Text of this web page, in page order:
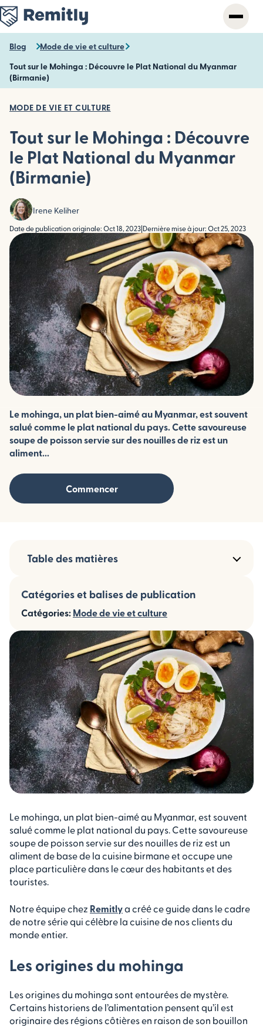
Skip
to
main
content
Blog Mode de vie et culture
Tout sur le Mohinga : Découvre le Plat National du Myanmar
(Birmanie)
MODE DE VIE ET CULTURE
Tout sur le Mohinga : Découvre
le Plat National du Myanmar
(Birmanie)
Irene Keliher
Date de publication originale: Oct 18, 2023 Dernière mise à jour: Oct 25, 2023
Le mohinga, un plat bien-aimé au Myanmar, est souvent
salué comme le plat national du pays. Cette savoureuse
soupe de poisson servie sur des nouilles de riz est un
aliment...
Commencer
Le mohinga, un plat bien-aimé au Myanmar, est souvent
salué comme le plat national du pays. Cette savoureuse
soupe de poisson servie sur des nouilles de riz est un
aliment de base de la cuisine birmane et occupe une
place particulière dans le cœur des habitants et des
touristes.
Notre équipe chez Remitlya créé ce guide dans le cadre
de notre série qui célèbre la cuisine de nos clients du
monde entier.
Les origines du mohinga
Les origines du mohinga sont entourées de mystère.
Certains historiens de l’alimentation pensent qu’il est
originaire des régions côtières en raison de son bouillon
Table des matières
Catégories et balises de publication
Catégories: Mode de vie et culture